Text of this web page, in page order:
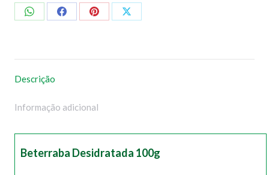
CompartilharCompartilharCompartilharCompartilhar
Descrição
Informação adicional
Beterraba Desidratada 100g